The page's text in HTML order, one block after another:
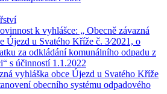
k vyhlášce: „ Obecně závazná
Újezd u Svatého Kříže č. 3⁄2021, o
za odkládání komunálního odpadu z
s účinností 1.1.2022
vyhláška obce Újezd u Svatého Kříže
obecního systému odpadového